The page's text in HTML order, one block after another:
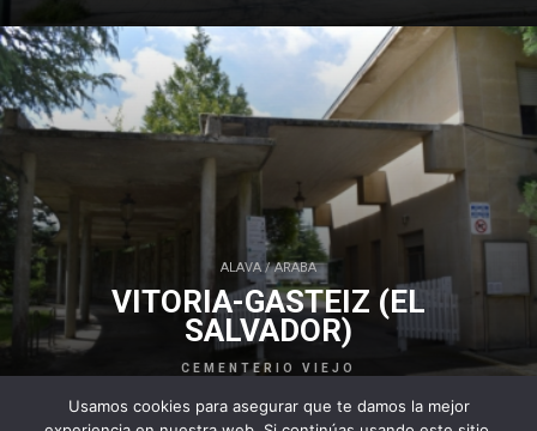
ALAVA / ARABA
VITORIA-GASTEIZ (EL
SALVADOR)
CEMENTERIO VIEJO
Usamos cookies para asegurar que te damos la mejor